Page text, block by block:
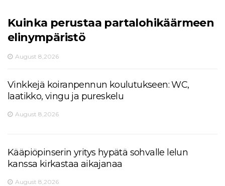
Kuinka perustaa partalohikäärmeen
elinympäristö
August 8,2026
Vinkkejä koiranpennun koulutukseen: WC,
laatikko, vingu ja pureskelu
August 8,2026
Kääpiöpinserin yritys hypätä sohvalle lelun
kanssa kirkastaa aikajanaa
August 8,2026